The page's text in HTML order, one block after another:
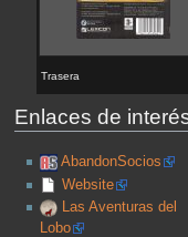
Trasera
Enlaces de
AbandonSocios
Website
Las Aventuras del
Lobo